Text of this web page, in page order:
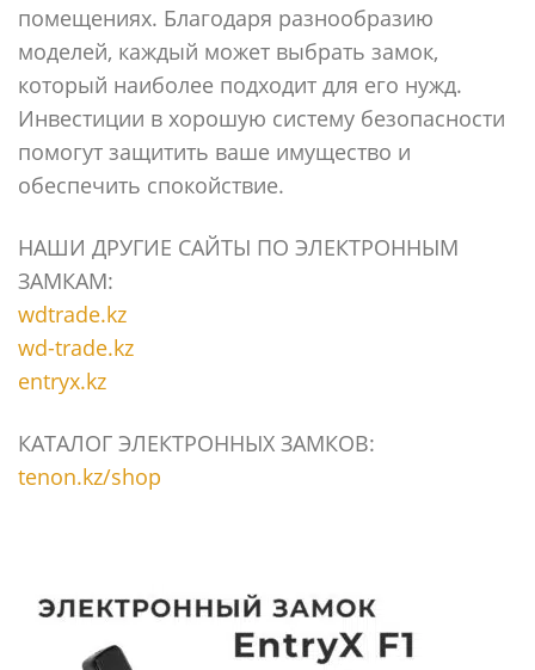
помещениях. Благодаря разнообразию
моделей, каждый может выбрать замок,
который наиболее подходит для его нужд.
Инвестиции в хорошую систему безопасности
помогут защитить ваше имущество и
обеспечить спокойствие.
НАШИ ДРУГИЕ САЙТЫ ПО ЭЛЕКТРОННЫМ
ЗАМКАМ:
wdtrade.kz
wd-trade.kz
entryx.kz
КАТАЛОГ ЭЛЕКТРОННЫХ ЗАМКОВ:
tenon.kz/shop